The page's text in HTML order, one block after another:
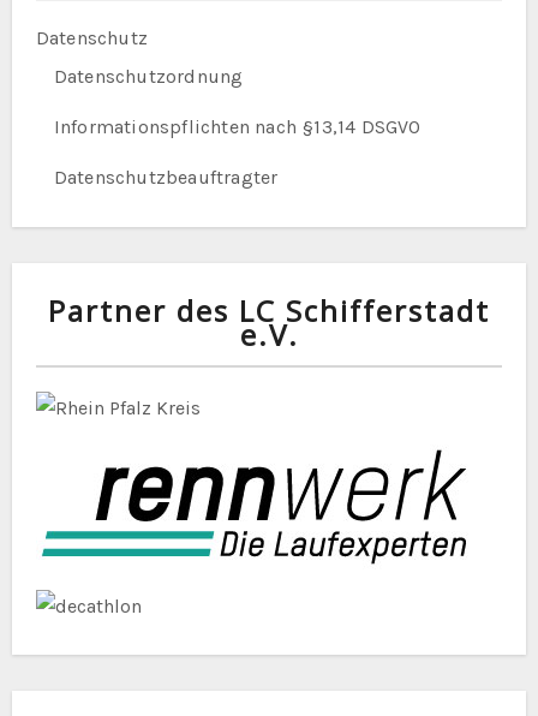
Datenschutz
Datenschutzordnung
Informationspflichten nach §13,14 DSGVO
Datenschutzbeauftragter
Partner des LC Schifferstadt
e.V.